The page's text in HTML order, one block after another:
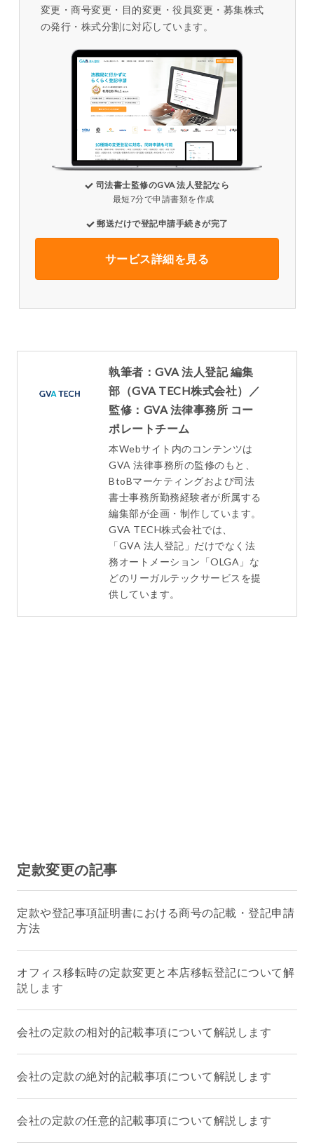
変更・商号変更・目的変更・役員変更・募集株式
の発行・株式分割に対応しています。
司法書士監修のGVA 法人登記なら
最短7分で申請書類を作成
郵送だけで登記申請手続きが完了
サービス詳細を見る
執筆者：GVA 法人登記 編集
部（GVA TECH株式会社）／
監修：GVA 法律事務所 コー
ポレートチーム
本Webサイト内のコンテンツは
GVA 法律事務所の監修のもと、
BtoBマーケティングおよび司法
書士事務所勤務経験者が所属する
編集部が企画・制作しています。
GVA TECH株式会社では、
「GVA 法人登記」だけでなく法
務オートメーション「OLGA」な
どのリーガルテックサービスを提
供しています。
定款変更の記事
定款や登記事項証明書における商号の記載・登記申請
方法
オフィス移転時の定款変更と本店移転登記について解
説します
会社の定款の相対的記載事項について解説します
会社の定款の絶対的記載事項について解説します
会社の定款の任意的記載事項について解説します